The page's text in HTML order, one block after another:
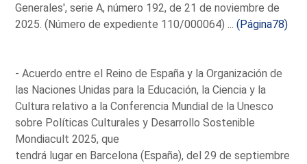
Generales', serie A, número 192, de 21 de noviembre de
2025. (Número de expediente 110/000064) ...(Página78)
- Acuerdo entre el Reino de España y la Organización de
las Naciones Unidas para la Educación, la Ciencia y la
Cultura relativo a la Conferencia Mundial de la Unesco
sobre Políticas Culturales y Desarrollo Sostenible
Mondiacult 2025, que
tendrá lugar en Barcelona (España), del 29 de septiembre